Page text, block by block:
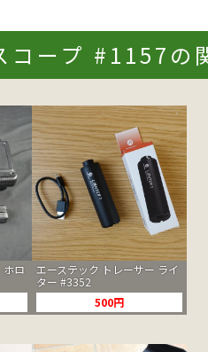
ープ #1157の
ロ
エーステック トレーサー ライ
ター #3352
500円